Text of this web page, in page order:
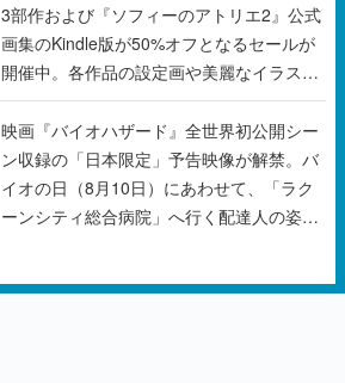
3部作および『ソフィーのアトリエ2』公式
画集のKindle版が50%オフとなるセールが
開催中。各作品の設定画や美麗なイラスト
の数々をふんだんに収録
映画『バイオハザード』全世界初公開シー
ン収録の「日本限定」予告映像が解禁。バ
イオの日（8月10日）にあわせて、「ラク
ーンシティ総合病院」へ行く配達人の姿が